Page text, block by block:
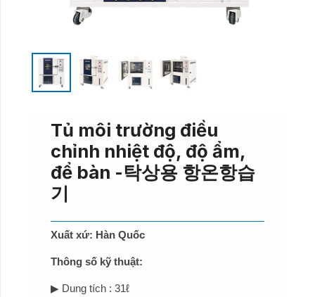
Tủ môi trường điều
chỉnh nhiệt độ, độ ẩm,
để bàn -탁상용 항온항습
기
Xuất xứ: Hàn Quốc
Thông số kỹ thuật:
▶ Dung tích : 31ℓ